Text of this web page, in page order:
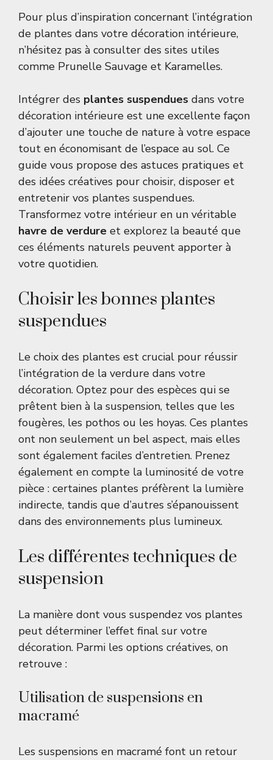
Pour plus d’inspiration concernant l’intégration
de plantes dans votre décoration intérieure,
n’hésitez pas à consulter des sites utiles
comme Prunelle Sauvage et Karamelles.
Intégrer des plantes suspendues dans votre
décoration intérieure est une excellente façon
d’ajouter une touche de nature à votre espace
tout en économisant de l’espace au sol. Ce
guide vous propose des astuces pratiques et
des idées créatives pour choisir, disposer et
entretenir vos plantes suspendues.
Transformez votre intérieur en un véritable
havre de verdure et explorez la beauté que
ces éléments naturels peuvent apporter à
votre quotidien.
Choisir les bonnes plantes
suspendues
Le choix des plantes est crucial pour réussir
l’intégration de la verdure dans votre
décoration. Optez pour des espèces qui se
prêtent bien à la suspension, telles que les
fougères, les pothos ou les hoyas. Ces plantes
ont non seulement un bel aspect, mais elles
sont également faciles d’entretien. Prenez
également en compte la luminosité de votre
pièce : certaines plantes préfèrent la lumière
indirecte, tandis que d’autres s’épanouissent
dans des environnements plus lumineux.
Les différentes techniques de
suspension
La manière dont vous suspendez vos plantes
peut déterminer l’effet final sur votre
décoration. Parmi les options créatives, on
retrouve :
Utilisation de suspensions en
macramé
Les suspensions en macramé font un retour